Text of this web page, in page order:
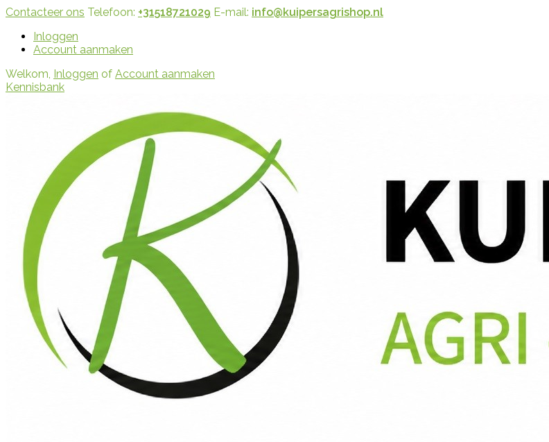
Contacteer ons Telefoon: +31518721029 E-mail: info@kuipersagrishop.nl
Inloggen
Account aanmaken
Welkom, Inloggen of Account aanmaken
Kennisbank